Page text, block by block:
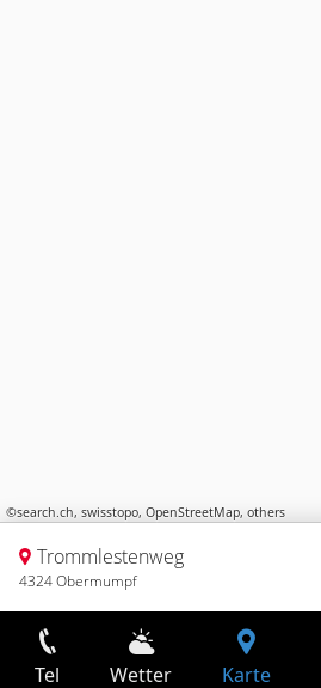
©search.ch, swisstopo, OpenStreetMap, others
Trommlestenweg
4324 Obermumpf
Tel Wetter Karte